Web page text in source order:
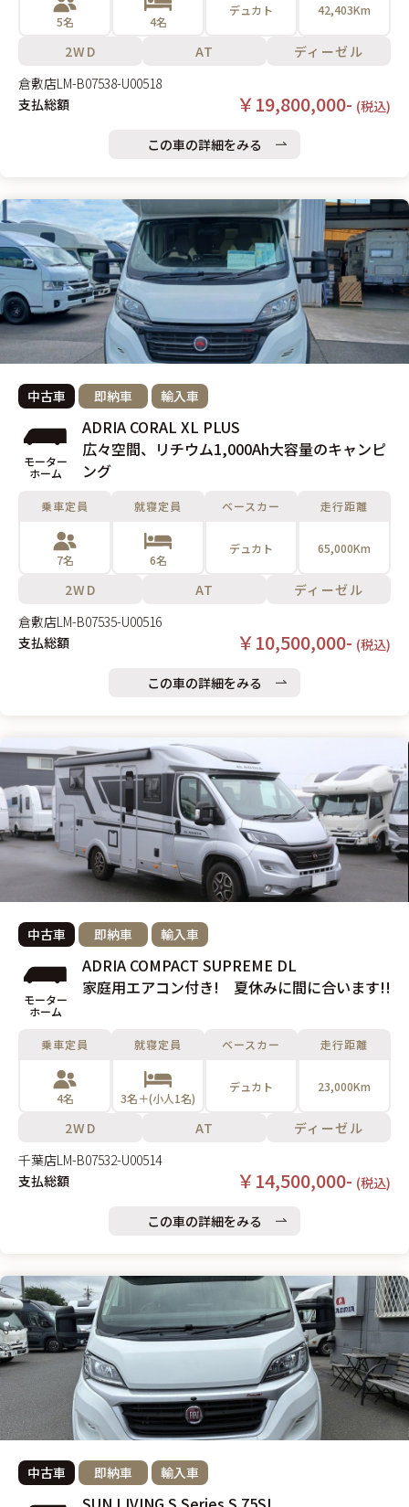
5名 4名
デュカト 42,403Km
2WD AT
ディーゼル
倉敷店LM-B07538-U00518
支払総額
￥19,800,000- (税込)
この車の詳細をみる
中古車 即納車 輸入車
モーター
ホーム
ADRIA CORAL XL PLUS
広々空間、リチウム1,000Ah大容量のキャンピ
ング
乗車定員
7名
就寝定員
6名
ベースカー
デュカト
走行距離
65,000Km
2WD AT
ディーゼル
倉敷店LM-B07535-U00516
支払総額
￥10,500,000- (税込)
この車の詳細をみる
中古車 即納車 輸入車
モーター
ホーム
ADRIA COMPACT SUPREME DL
家庭用エアコン付き! 夏休みに間に合います!!
乗車定員
4名
就寝定員
3名＋(小人1名)
ベースカー
デュカト
走行距離
23,000Km
2WD AT
ディーゼル
千葉店LM-B07532-U00514
支払総額
￥14,500,000- (税込)
この車の詳細をみる
中古車 即納車 輸入車